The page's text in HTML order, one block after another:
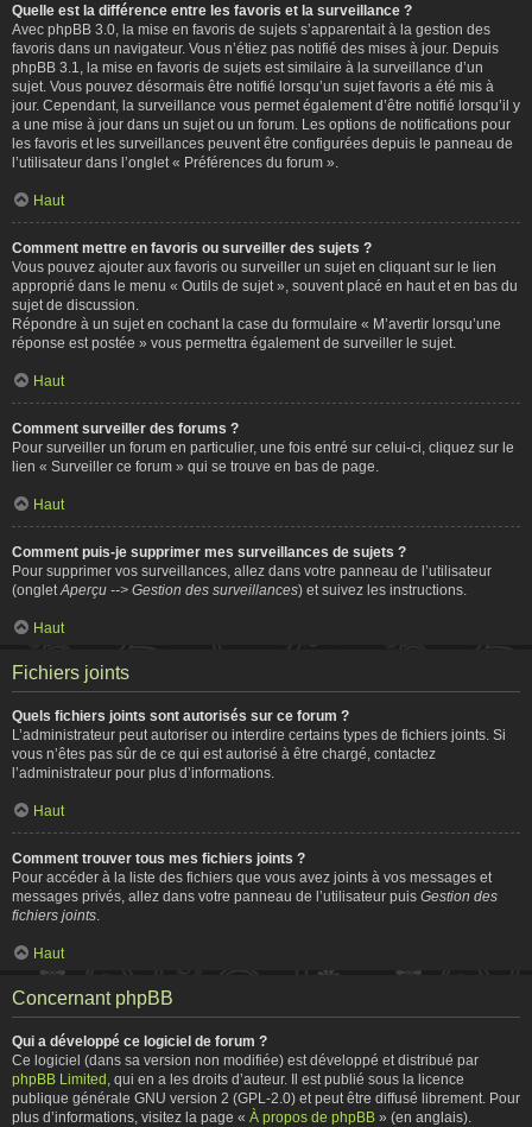
Quelle est la différence entre les favoris et la surveillance ?
Avec phpBB 3.0, la mise en favoris de sujets s’apparentait à la gestion des
favoris dans un navigateur. Vous n’étiez pas notifié des mises à jour. Depuis
phpBB 3.1, la mise en favoris de sujets est similaire à la surveillance d’un
sujet. Vous pouvez désormais être notifié lorsqu’un sujet favoris a été mis à
jour. Cependant, la surveillance vous permet également d’être notifié lorsqu’il y
a une mise à jour dans un sujet ou un forum. Les options de notifications pour
les favoris et les surveillances peuvent être configurées depuis le panneau de
l’utilisateur dans l’onglet « Préférences du forum ».
Haut
Comment mettre en favoris ou surveiller des sujets ?
Vous pouvez ajouter aux favoris ou surveiller un sujet en cliquant sur le lien
approprié dans le menu « Outils de sujet », souvent placé en haut et en bas du
sujet de discussion.
Répondre à un sujet en cochant la case du formulaire « M’avertir lorsqu’une
réponse est postée » vous permettra également de surveiller le sujet.
Haut
Comment surveiller des forums ?
Pour surveiller un forum en particulier, une fois entré sur celui-ci, cliquez sur le
lien « Surveiller ce forum » qui se trouve en bas de page.
Haut
Comment puis-je supprimer mes surveillances de sujets ?
Pour supprimer vos surveillances, allez dans votre panneau de l’utilisateur
(onglet Aperçu --> Gestion des surveillances) et suivez les instructions.
Haut
Fichiers joints
Quels fichiers joints sont autorisés sur ce forum ?
L’administrateur peut autoriser ou interdire certains types de fichiers joints. Si
vous n’êtes pas sûr de ce qui est autorisé à être chargé, contactez
l’administrateur pour plus d’informations.
Haut
Comment trouver tous mes fichiers joints ?
Pour accéder à la liste des fichiers que vous avez joints à vos messages et
messages privés, allez dans votre panneau de l’utilisateur puis Gestion des
fichiers joints
Haut
Concernant phpBB
Qui a développé ce logiciel de forum ?
Ce logiciel (dans sa version non modifiée) est développé et distribué par
phpBB Limited , qui en a les droits d’auteur. Il est publié sous la licence
publique générale GNU version 2 (GPL-2.0) et peut être diffusé librement. Pour
plus d’informations, visitez la page « À propos de phpBB » (en anglais).